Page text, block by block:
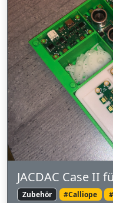
JACDAC Case II
Zubehör #Calliope